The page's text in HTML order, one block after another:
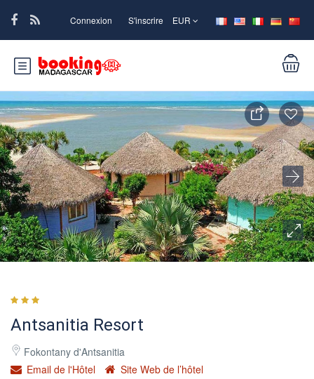
Connexion S'inscrire EUR
Antsanitia Resort
Fokontany d'Antsanitia
Email de l'Hôtel
Site Web de l’hôtel